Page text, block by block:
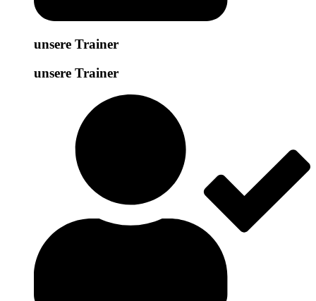
unsere Trainer
unsere Trainer